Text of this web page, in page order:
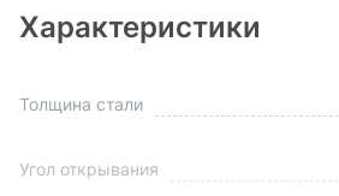
Характеристики
Толщина стали
Угол открывания